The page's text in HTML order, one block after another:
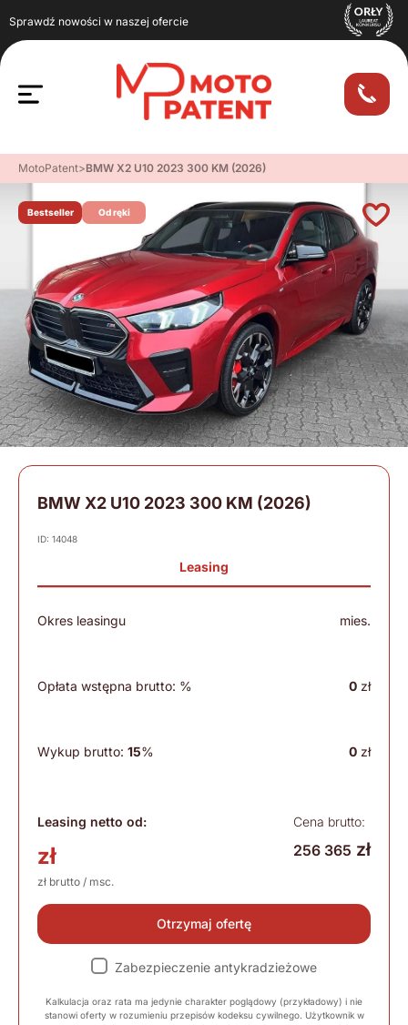
Sprawdź nowości w naszej ofercie
MotoPatent>BMW X2 U10 2023 300 KM (2026)
Bestseller Od ręki
BMW X2 U10 2023 300 KM (2026)
ID: 14048
Leasing
Okres leasingu mies.
Opłata wstępna brutto: % 0 zł
Wykup brutto: 15% 0 zł
Leasing netto od:
zł
zł brutto / msc.
Cena brutto:
256 365 zł
Otrzymaj ofertę
Zabezpieczenie antykradzieżowe
Kalkulacja oraz rata ma jedynie charakter poglądowy (przykładowy) i nie
stanowi oferty w rozumieniu przepisów kodeksu cywilnego. Użytkownik w